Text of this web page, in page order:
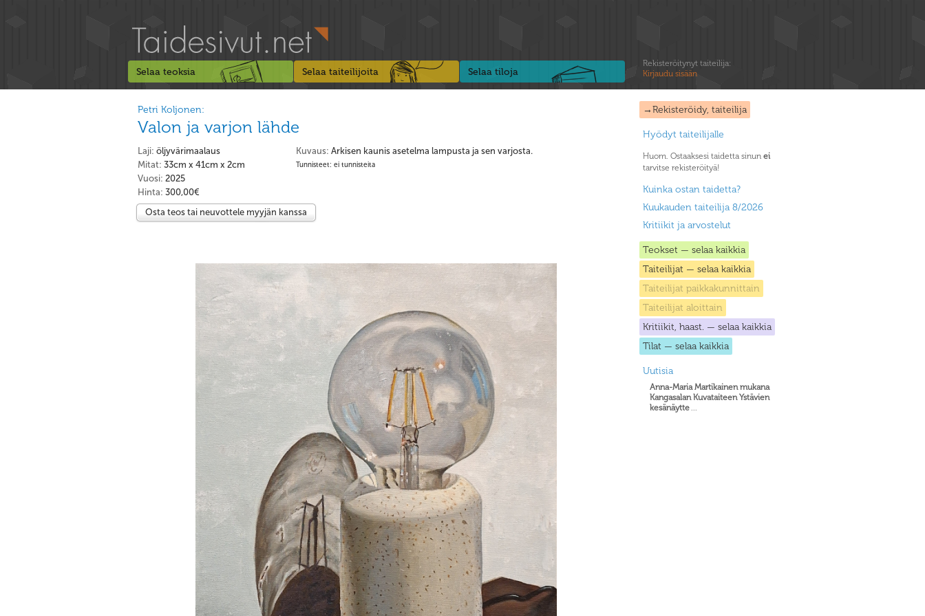
Selaa teoksia Selaa taiteilijoita Selaa tiloja
Rekisteröitynyt taiteilija:
Kirjaudu sisään
→Rekisteröidy, taiteilija
Hyödyt taiteilijalle
Huom. Ostaaksesi taidetta sinun ei
tarvitse rekisteröityä!
Kuinka ostan taidetta?
Kuukauden taiteilija 8/2026
Kritiikit ja arvostelut
Teokset — selaa kaikkia
Taiteilijat — selaa kaikkia
Taiteilijat paikkakunnittain
Taiteilijat aloittain
Kritiikit, haast. — selaa kaikkia
Tilat — selaa kaikkia
Uutisia
Anna-Maria Martikainen mukana
Kangasalan Kuvataiteen Ystävien
kesänäytte...
Petri Koljonen:
Valon ja varjon lähde
Kuvaus: Arkisen kaunis asetelma lampusta ja sen varjosta.
Tunnisteet: ei tunnisteita
Laji: öljyvärimaalaus
Mitat: 33cm x 41cm x 2cm
Vuosi: 2025
Hinta: 300,00€
Osta teos tai neuvottele myyjän kanssa